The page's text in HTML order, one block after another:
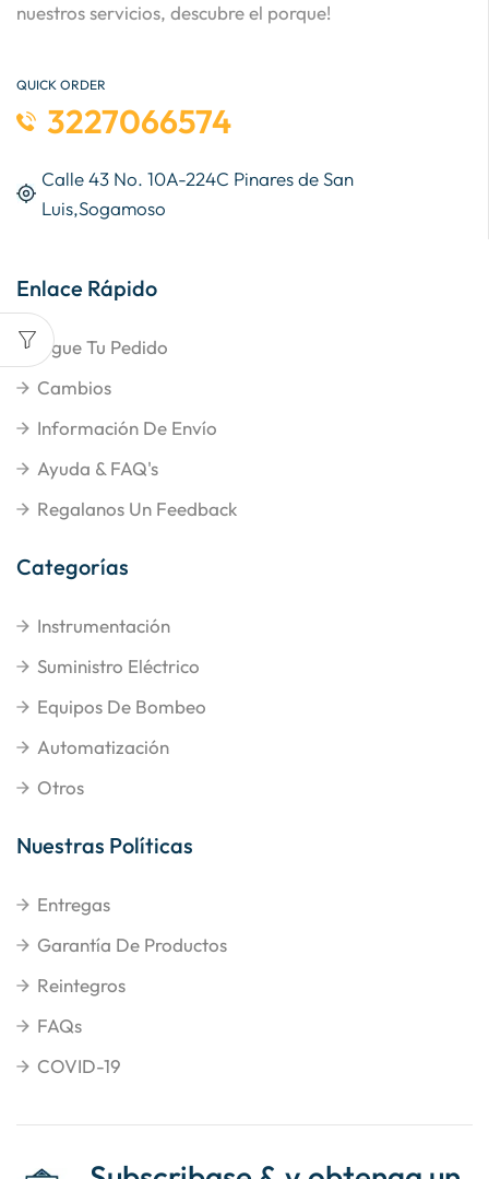
nuestros servicios, descubre el porque!
QUICK ORDER
3227066574
Calle 43 No. 10A-224C Pinares de San
Luis,Sogamoso
Enlace Rápido
Sigue Tu Pedido
Cambios
Información De Envío
Ayuda & FAQ's
Regalanos Un Feedback
Categorías
Instrumentación
Suministro Eléctrico
Equipos De Bombeo
Automatización
Otros
Nuestras Políticas
Entregas
Garantía De Productos
Reintegros
FAQs
COVID-19